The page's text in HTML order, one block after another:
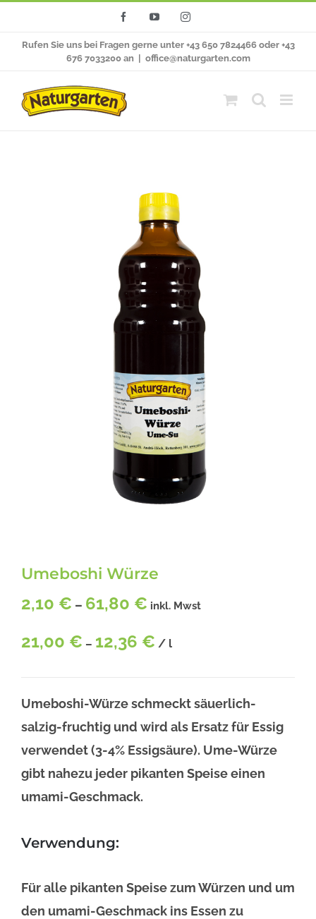
FacebookYouTubeInstagram
Rufen Sie uns bei Fragen gerne unter +43 650 7824466 oder +43
676 7033200 an
office@naturgarten.com
Umeboshi Würze
2,10 € – 61,80 € inkl. Mwst
21,00 € – 12,36 € / l
Umeboshi-Würze schmeckt säuerlich-
salzig-fruchtig und wird als Ersatz für Essig
verwendet (3-4% Essigsäure). Ume-Würze
gibt nahezu jeder pikanten Speise einen
umami-Geschmack.
Verwendung:
Für alle pikanten Speise zum Würzen und um
den umami-Geschmack ins Essen zu